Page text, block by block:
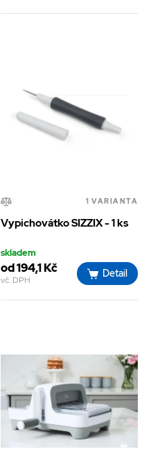
1 VARIANTA
Vypichovátko SIZZIX - 1 ks
skladem
od 194,1 Kč
vč. DPH
Detail